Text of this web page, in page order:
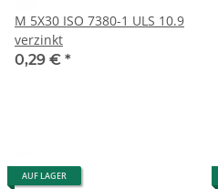
M 5X30 ISO 7380-1 ULS 10.9
verzinkt
0,29 € *
AUF LAGER